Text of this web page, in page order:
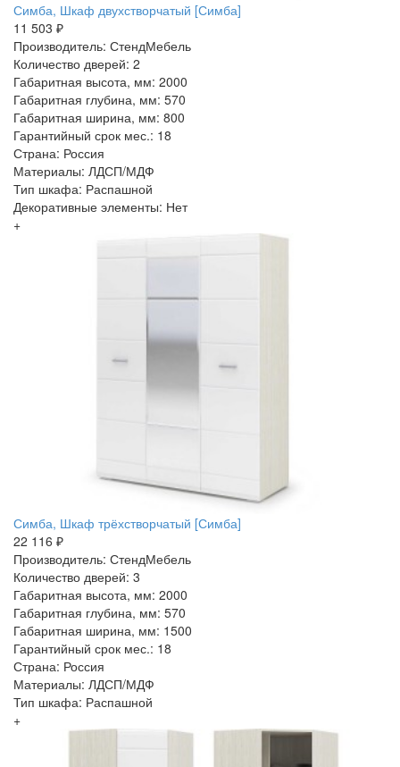
Симба, Шкаф двухстворчатый [Симба]
11 503 ₽
Производитель: СтендМебель
Количество дверей: 2
Габаритная высота, мм: 2000
Габаритная глубина, мм: 570
Габаритная ширина, мм: 800
Гарантийный срок мес.: 18
Страна: Россия
Материалы: ЛДСП/МДФ
Тип шкафа: Распашной
Декоративные элементы: Нет
+
Симба, Шкаф трёхстворчатый [Симба]
22 116 ₽
Производитель: СтендМебель
Количество дверей: 3
Габаритная высота, мм: 2000
Габаритная глубина, мм: 570
Габаритная ширина, мм: 1500
Гарантийный срок мес.: 18
Страна: Россия
Материалы: ЛДСП/МДФ
Тип шкафа: Распашной
+